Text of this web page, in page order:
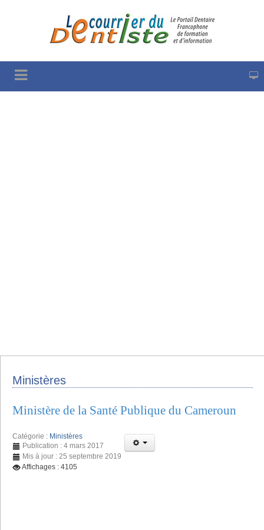
Ministères
Ministère de la Santé Publique du Cameroun
Catégorie : Ministères
Publication : 4 mars 2017
Mis à jour : 25 septembre 2019
Affichages : 4105